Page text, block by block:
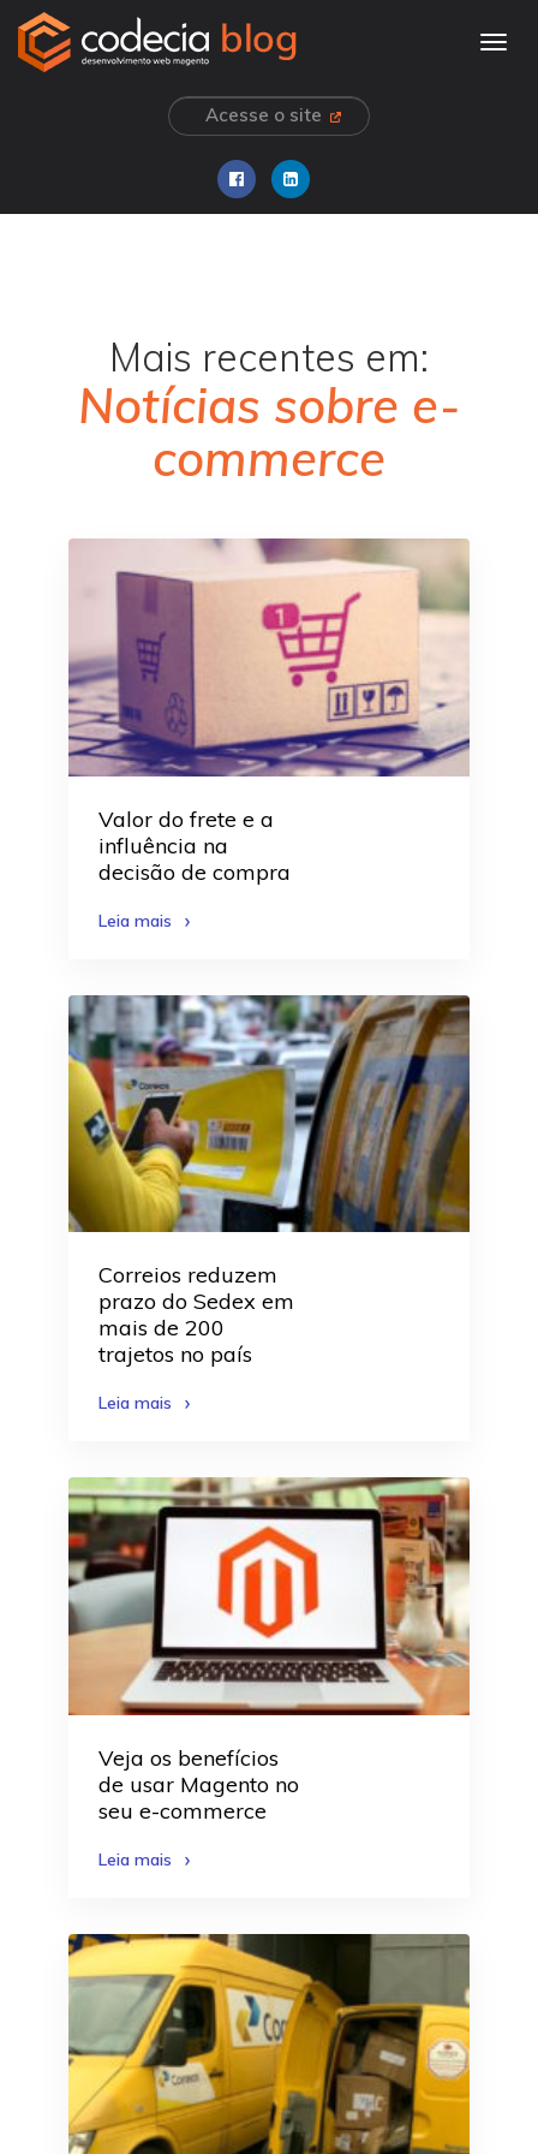
Acesse o site
Mais recentes em:
Notícias sobre e-
commerce
Valor do frete e a
influência na
decisão de compra
Leia mais
Correios reduzem
prazo do Sedex em
mais de 200
trajetos no país
Leia mais
Veja os benefícios
de usar Magento no
seu e-commerce
Leia mais